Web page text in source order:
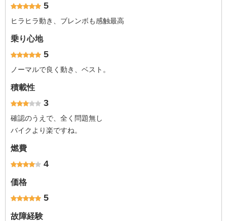
5
ヒラヒラ動き、ブレンボも感触最高
乗り心地
5
ノーマルで良く動き、ベスト。
積載性
3
確認のうえで、全く問題無し
バイクより楽ですね。
燃費
4
価格
5
故障経験